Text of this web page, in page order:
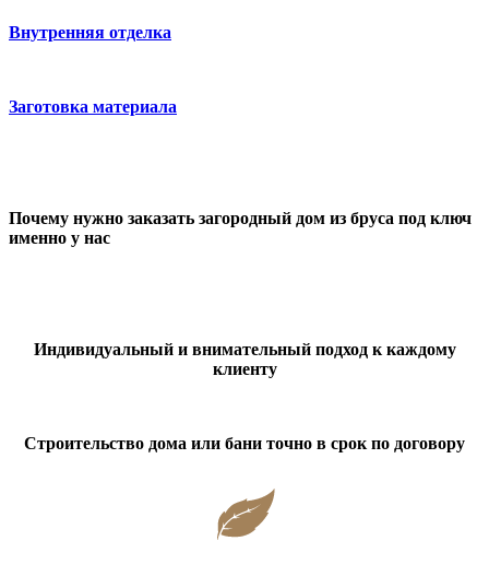
Внутренняя отделка
Заготовка материала
Почему нужно заказать загородный дом из бруса под ключ
именно у нас
Индивидуальный и внимательный подход к каждому
клиенту
Строительство дома или бани точно в срок по договору